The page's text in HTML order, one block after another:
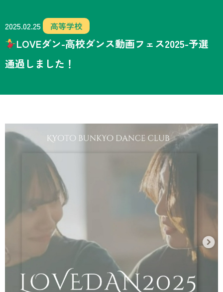
2025.02.25 高等学校
LOVEダン-高校ダンス動画フェス2025-予選
通過しました！